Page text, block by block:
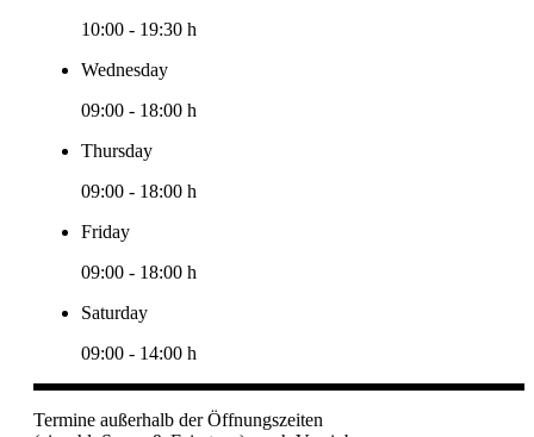
10:00 - 19:30 h
Wednesday
09:00 - 18:00 h
Thursday
09:00 - 18:00 h
Friday
09:00 - 18:00 h
Saturday
09:00 - 14:00 h
Termine außerhalb der Öffnungszeiten